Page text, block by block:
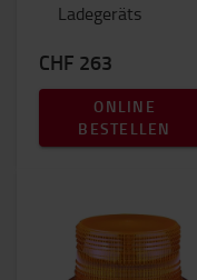
Ladegeräts
CHF 263
ONLINE
BESTELLEN